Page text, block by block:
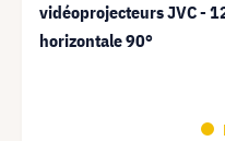
vidéoprojecteurs JVC -
horizontale 90°